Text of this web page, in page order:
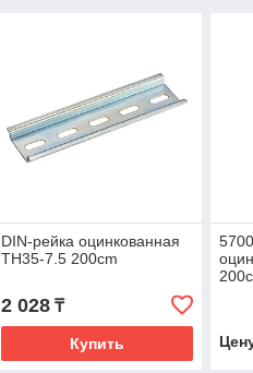
DIN-рейка оцинкованная
TH35-7.5 200cm
2 028₸
Купить